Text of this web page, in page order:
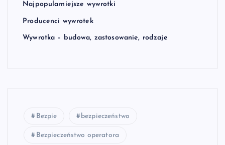
Najpopularniejsze wywrotki
Producenci wywrotek
Wywrotka – budowa, zastosowanie, rodzaje
Bezpie bezpieczeństwo
Bezpieczeństwo operatora